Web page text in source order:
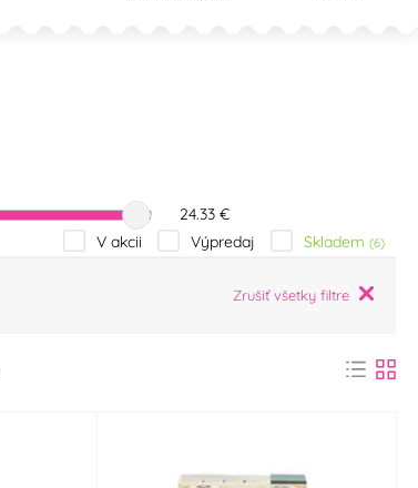
24.33 €
V akcii
Výpredaj Skladem (6)
Zrušiť všetky filtre